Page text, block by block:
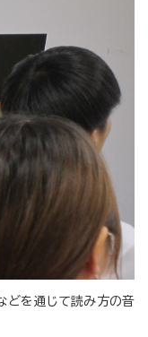
どを通じて読み方の音